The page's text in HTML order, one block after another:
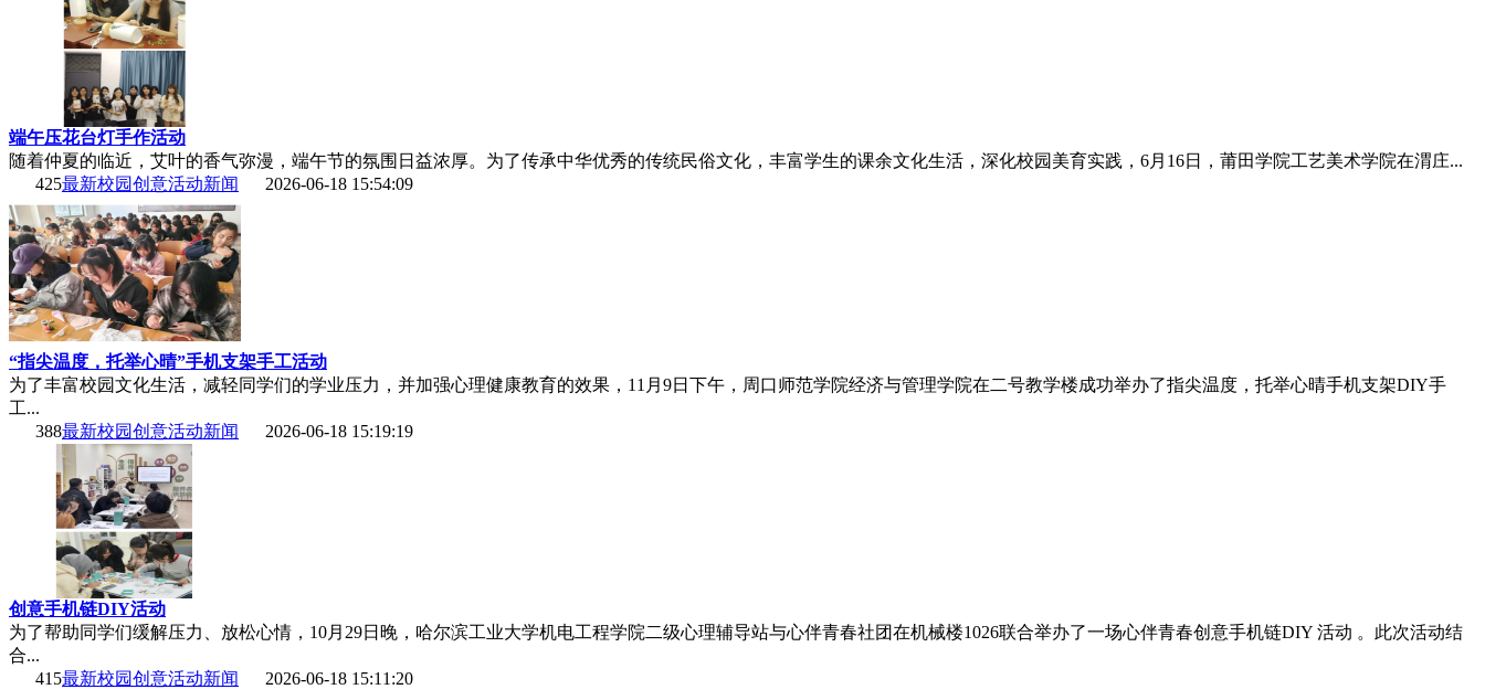
端午压花台灯手作活动
随着仲夏的临近，艾叶的香气弥漫，端午节的氛围日益浓厚。为了传承中华优秀的传统民俗文化，丰富学生的课余文化生活，深化校园美育实践，6月16日，莆田学院工艺美术学院在渭庄...
425最新校园创意活动新闻 2026-06-18 15:54:09
“指尖温度，托举心晴”手机支架手工活动
为了丰富校园文化生活，减轻同学们的学业压力，并加强心理健康教育的效果，11月9日下午，周口师范学院经济与管理学院在二号教学楼成功举办了指尖温度，托举心晴手机支架DIY手
工...
388最新校园创意活动新闻 2026-06-18 15:19:19
创意手机链DIY活动
为了帮助同学们缓解压力、放松心情，10月29日晚，哈尔滨工业大学机电工程学院二级心理辅导站与心伴青春社团在机械楼1026联合举办了一场心伴青春创意手机链DIY 活动 。此次活动结
合...
415最新校园创意活动新闻 2026-06-18 15:11:20